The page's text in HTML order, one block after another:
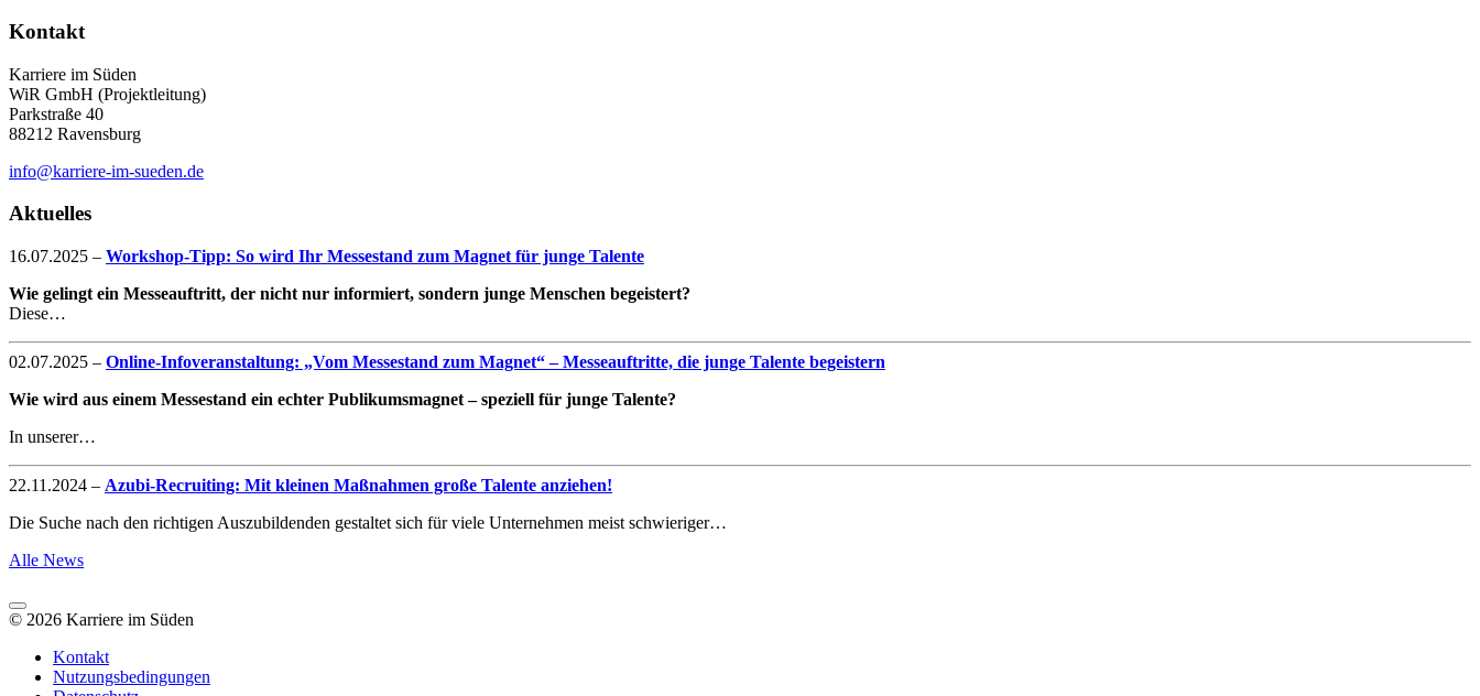
Kontakt
Karriere im Süden
WiR GmbH (Projektleitung)
Parkstraße 40
88212 Ravensburg
info@karriere-im-sueden.de
Aktuelles
16.07.2025 – Workshop-Tipp: So wird Ihr Messestand zum Magnet für junge Talente
Wie gelingt ein Messeauftritt, der nicht nur informiert, sondern junge Menschen begeistert?
Diese…
02.07.2025 – Online-Infoveranstaltung: „Vom Messestand zum Magnet“ – Messeauftritte, die junge Talente begeistern
Wie wird aus einem Messestand ein echter Publikumsmagnet – speziell für junge Talente?
In unserer…
22.11.2024 – Azubi-Recruiting: Mit kleinen Maßnahmen große Talente anziehen!
Die Suche nach den richtigen Auszubildenden gestaltet sich für viele Unternehmen meist schwieriger…
Alle News
© 2026 Karriere im Süden
Kontakt
Nutzungsbedingungen